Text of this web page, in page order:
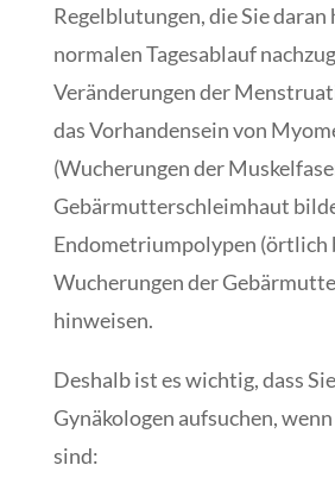
Regelblutungen, die Sie
normalen Tagesablauf
Veränderungen der
das Vorhandensein von
(Wucherungen der
Gebärmutterschleimhaut
Endometriumpolypen (örtlich
Wucherungen der
hinweisen.
Deshalb ist es wichtig, dass
Gynäkologen aufsuchen,
sind: